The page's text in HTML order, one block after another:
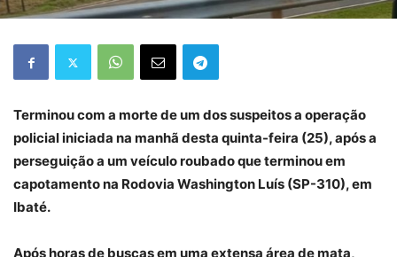
Terminou com a morte de um dos suspeitos a operação
policial iniciada na manhã desta quinta-feira (25), após a
perseguição a um veículo roubado que terminou em
capotamento na Rodovia Washington Luís (SP-310), em
Ibaté.
Após horas de buscas em uma extensa área de mata,